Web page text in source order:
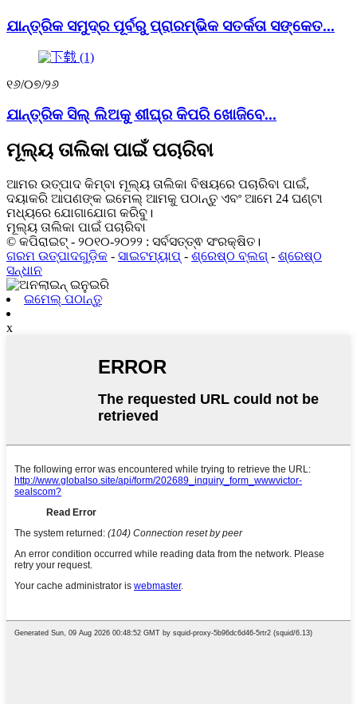
ଯାନ୍ତ୍ରିକ ସମୁଦ୍ର ପୂର୍ବରୁ ପ୍ରାରମ୍ଭିକ ସତର୍କତା ସଙ୍କେତ...
୧୬/୦୭/୨୬
ଯାନ୍ତ୍ରିକ ସିଲ୍ ଲିଅକୁ ଶୀଘ୍ର କିପରି ଖୋଜିବେ...
ମୂଲ୍ୟ ତାଲିକା ପାଇଁ ପଚାରିବା
ଆମର ଉତ୍ପାଦ କିମ୍ବା ମୂଲ୍ୟ ତାଲିକା ବିଷୟରେ ପଚାରିବା ପାଇଁ,
ଦୟାକରି ଆପଣଙ୍କ ଇମେଲ୍ ଆମକୁ ପଠାନ୍ତୁ ଏବଂ ଆମେ 24 ଘଣ୍ଟା
ମଧ୍ୟରେ ଯୋଗାଯୋଗ କରିବୁ।
ମୂଲ୍ୟ ତାଲିକା ପାଇଁ ପଚାରିବା
© କପିରାଇଟ୍ - ୨୦୧୦-୨୦୨୨ : ସର୍ବସତ୍ତ୍ଵ ସଂରକ୍ଷିତ।
ଗରମ ଉତ୍ପାଦଗୁଡ଼ିକ - ସାଇଟମ୍ୟାପ୍ - ଶ୍ରେଷ୍ଠ ବ୍ଲଗ୍ - ଶ୍ରେଷ୍ଠ
ସନ୍ଧାନ
ଇମେଲ୍ ପଠାନ୍ତୁ
x